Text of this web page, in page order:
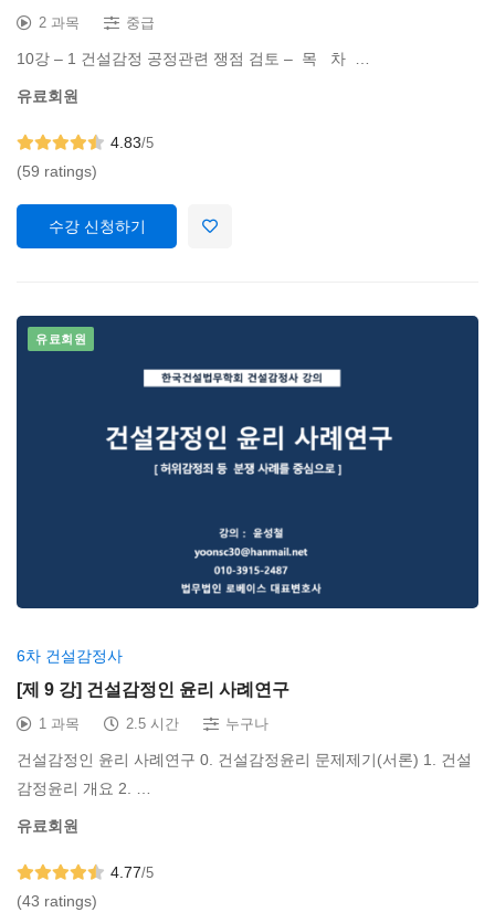
2 과목 중급
10강 – 1 건설감정 공정관련 쟁점 검토 – 목 차 …
유료회원
4.83/5
(59 ratings)
수강 신청하기
유료회원
6차 건설감정사
[제 9 강] 건설감정인 윤리 사례연구
1 과목 2.5 시간 누구나
건설감정인 윤리 사례연구 0. 건설감정윤리 문제제기(서론) 1. 건설
감정윤리 개요 2. …
유료회원
4.77/5
(43 ratings)